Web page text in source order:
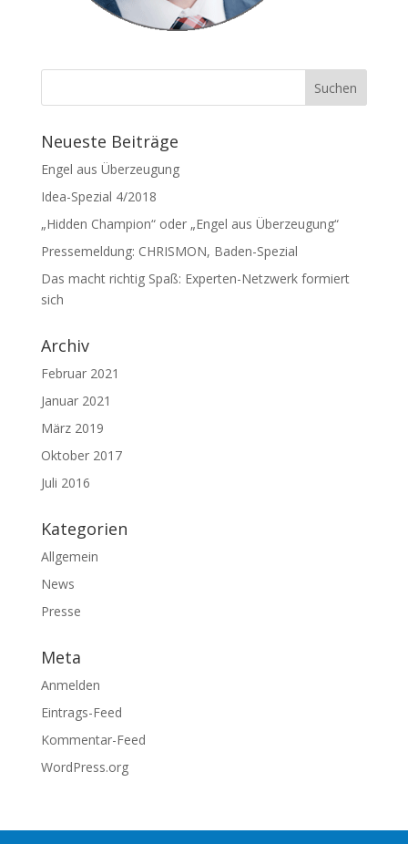
Neueste Beiträge
Engel aus Überzeugung
Idea-Spezial 4/2018
„Hidden Champion“ oder „Engel aus Überzeugung“
Pressemeldung: CHRISMON, Baden-Spezial
Das macht richtig Spaß: Experten-Netzwerk formiert
sich
Archiv
Februar 2021
Januar 2021
März 2019
Oktober 2017
Juli 2016
Kategorien
Allgemein
News
Presse
Meta
Anmelden
Eintrags-Feed
Kommentar-Feed
WordPress.org